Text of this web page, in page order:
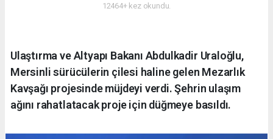
12464+ kez okundu.
Ulaştırma ve Altyapı Bakanı Abdulkadir Uraloğlu,
Mersinli sürücülerin çilesi haline gelen Mezarlık
Kavşağı projesinde müjdeyi verdi. Şehrin ulaşım
ağını rahatlatacak proje için düğmeye basıldı.